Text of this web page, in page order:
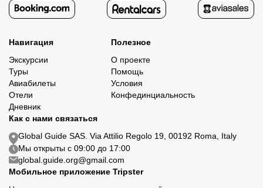
Навигация
Экскурсии
Туры
Авиабилеты
Отели
Дневник
Полезное
О проекте
Помощь
Условия
Конфединциальность
Как с нами связаться
Global Guide SAS. Via Attilio Regolo 19, 00192 Roma, Italy
Мы открыты с 09:00 до 17:00
global.guide.org@gmail.com
Мобильное приложение Tripster